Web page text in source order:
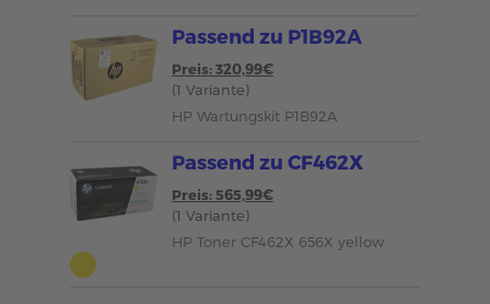
Passend zu P1B92A
Preis: 320,99€
(1 Variante)
HP Wartungskit P1B92A
Passend zu CF462X
Preis: 565,99€
(1 Variante)
HP Toner CF462X 656X yellow